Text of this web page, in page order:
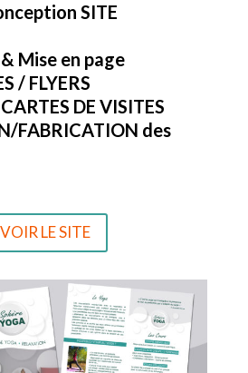
SITE
Mise en page
/ FLYERS
DE VISITES
FABRICATION des
VOIR LE SITE